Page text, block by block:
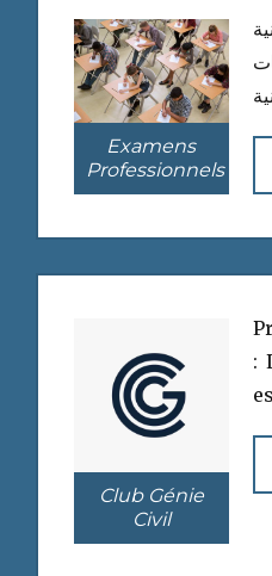
Examens
Professionnels
Club Génie
Civil
: